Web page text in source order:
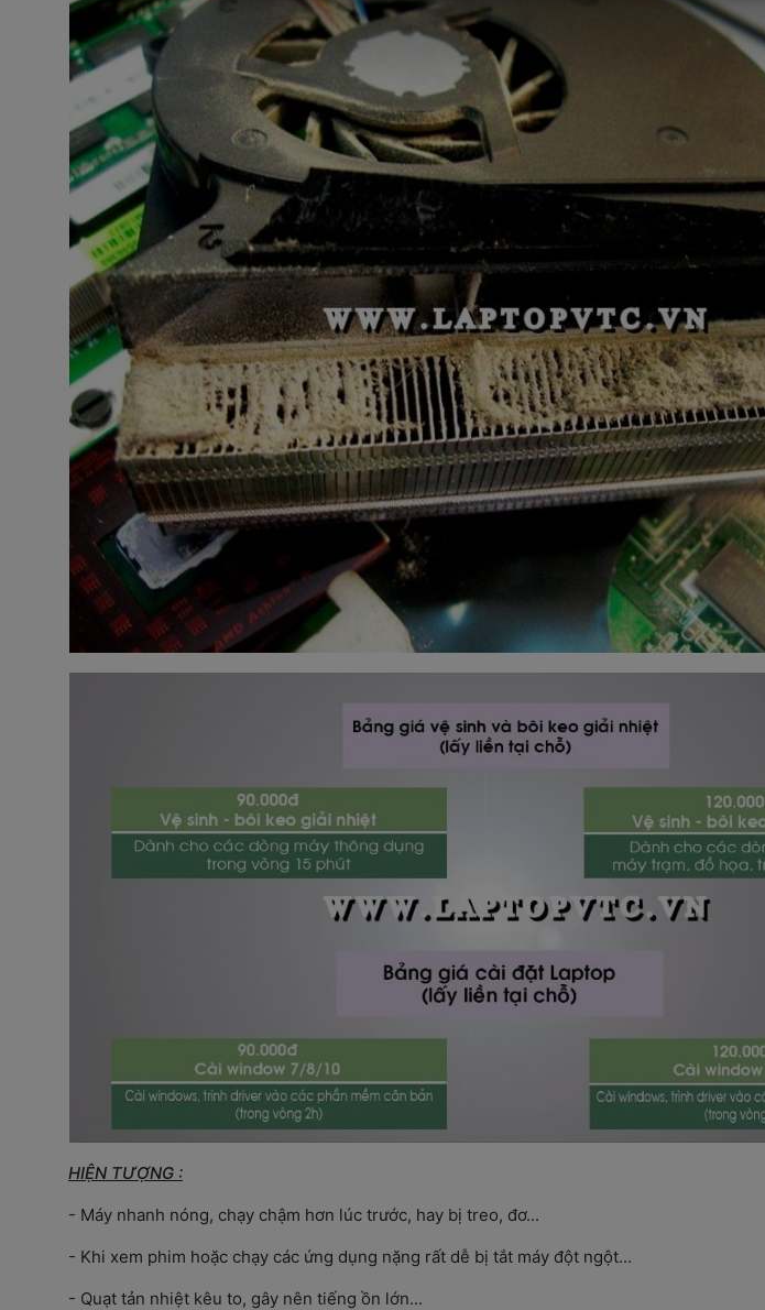
HIỆN TƯỢNG :
- Máy nhanh nóng, chạy chậm hơn lúc trước, hay bị treo, đơ...
- Khi xem phim hoặc chạy các ứng dụng nặng rất dễ bị tắt máy đột ngột...
- Quạt tản nhiệt kêu to, gây nên tiếng ồn lớn...